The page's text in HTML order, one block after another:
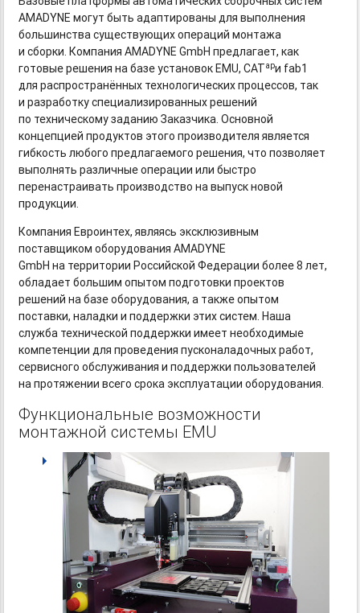
AMADYNE могут быть адаптированы для выполнения
большинства существующих операций монтажа
и сборки. Компания AMADYNE GmbH предлагает, как
готовые решения на базе установок EMU, CATapи fab1
для распространённых технологических процессов, так
и разработку специализированных решений
по техническому заданию Заказчика. Основной
концепцией продуктов этого производителя является
гибкость любого предлагаемого решения, что позволяет
выполнять различные операции или быстро
перенастраивать производство на выпуск новой
продукции.
Компания Евроинтех, являясь эксклюзивным
поставщиком оборудования AMADYNE
GmbH на территории Российской Федерации более 8 лет,
обладает большим опытом подготовки проектов
решений на базе оборудования, а также опытом
поставки, наладки и поддержки этих систем. Наша
служба технической поддержки имеет необходимые
компетенции для проведения пусконаладочных работ,
сервисного обслуживания и поддержки пользователей
на протяжении всего срока эксплуатации оборудования.
Функциональные возможности
монтажной системы EMU